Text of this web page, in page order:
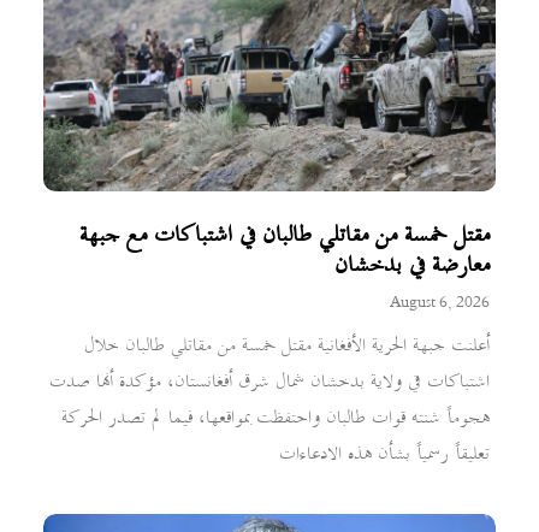
مقتل خمسة من مقاتلي طالبان في اشتباكات مع جبهة
معارضة في بدخشان
August 6, 2026
أعلنت جبهة الحرية الأفغانية مقتل خمسة من مقاتلي طالبان خلال
اشتباكات في ولاية بدخشان شمال شرق أفغانستان، مؤكدة أنها صدت
هجوماً شنته قوات طالبان واحتفظت بمواقعها، فيما لم تصدر الحركة
تعليقاً رسمياً بشأن هذه الادعاءات